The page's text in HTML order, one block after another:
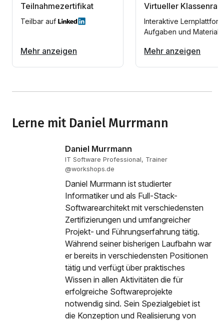
Teilnahmezertifikat
Teilbar auf
Mehr anzeigen
Virtueller
Interaktive
Aufgaben und
Mehr anzeigen
Lerne mit Daniel Murrmann
Daniel Murrmann
IT Software Professional, Trainer
@workshops.de
Daniel Murrmann ist studierter
Informatiker und als Full-Stack-
Softwarearchitekt mit verschiedensten
Zertifizierungen und umfangreicher
Projekt- und Führungserfahrung tätig.
Während seiner bisherigen Laufbahn war
er bereits in verschiedensten Positionen
tätig und verfügt über praktisches
Wissen in allen Aktivitäten die für
erfolgreiche Softwareprojekte
notwendig sind. Sein Spezialgebiet ist
die Konzeption und Realisierung von